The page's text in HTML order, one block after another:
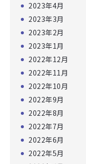
2023年4月
2023年3月
2023年2月
2023年1月
2022年12月
2022年11月
2022年10月
2022年9月
2022年8月
2022年7月
2022年6月
2022年5月